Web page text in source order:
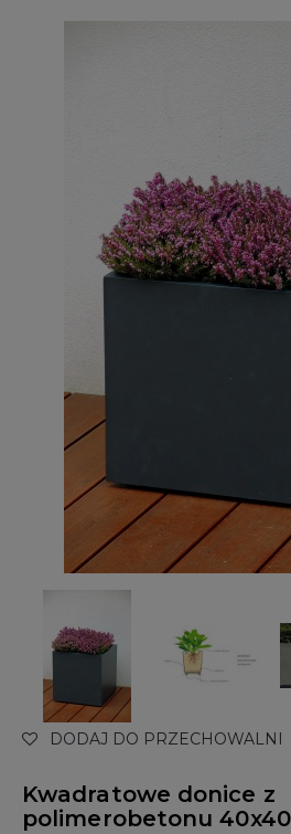
DODAJ DO PRZECHOWALNI
Kwadratowe donice z
polimerobetonu